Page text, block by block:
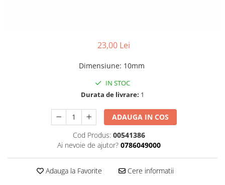
Burghie pentru metal in trepte -
Burghie pentru sticla si ceramica
Dalti, spit-uri SDS+ si SDS MAX
Carote, freze si accesorii pentru
Accesorii pentru prelucrare
ceramica
Accesorii pentru frezare
23,00 Lei
Dimensiune: 10mm
IN STOC
Durata de livrare: 1
ADAUGA IN COS
Cod Produs: 00541386
Ai nevoie de ajutor? 0786049000
Adauga la Favorite Cere informatii